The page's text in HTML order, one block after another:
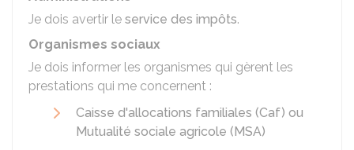
Je dois avertir le service des impôts.
Organismes sociaux
Je dois informer les organismes qui gèrent les
prestations qui me concernent :
Caisse d'allocations familiales (Caf) ou
Mutualité sociale agricole (MSA)